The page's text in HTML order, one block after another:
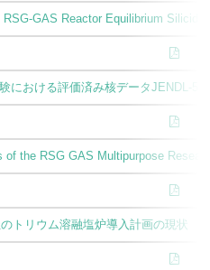
GAS Reactor Equilibrium
における評価済み核データJENDL-5
the RSG GAS Multipurpose
トリウム溶融塩炉導入計画の現状